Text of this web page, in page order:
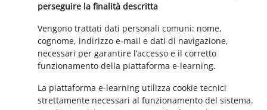
perseguire la finalità descritta
Vengono trattati dati personali comuni: nome,
cognome, indirizzo e-mail e dati di navigazione,
necessari per garantire l’accesso e il corretto
funzionamento della piattaforma e-learning.
La piattaforma e-learning utilizza cookie tecnici
strettamente necessari al funzionamento del sistema.